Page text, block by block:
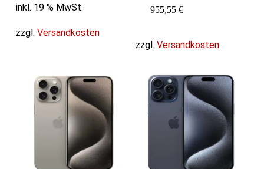
inkl. 19 % MwSt.
zzgl.Versandkosten
955,55€
zzgl.Versandkosten